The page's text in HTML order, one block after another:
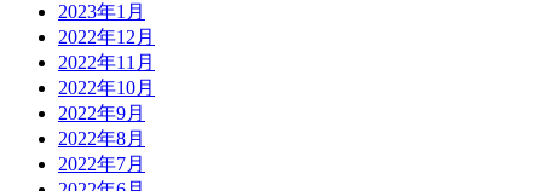
2023年1月
2022年12月
2022年11月
2022年10月
2022年9月
2022年8月
2022年7月